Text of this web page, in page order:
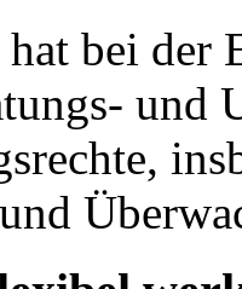
hat bei
und